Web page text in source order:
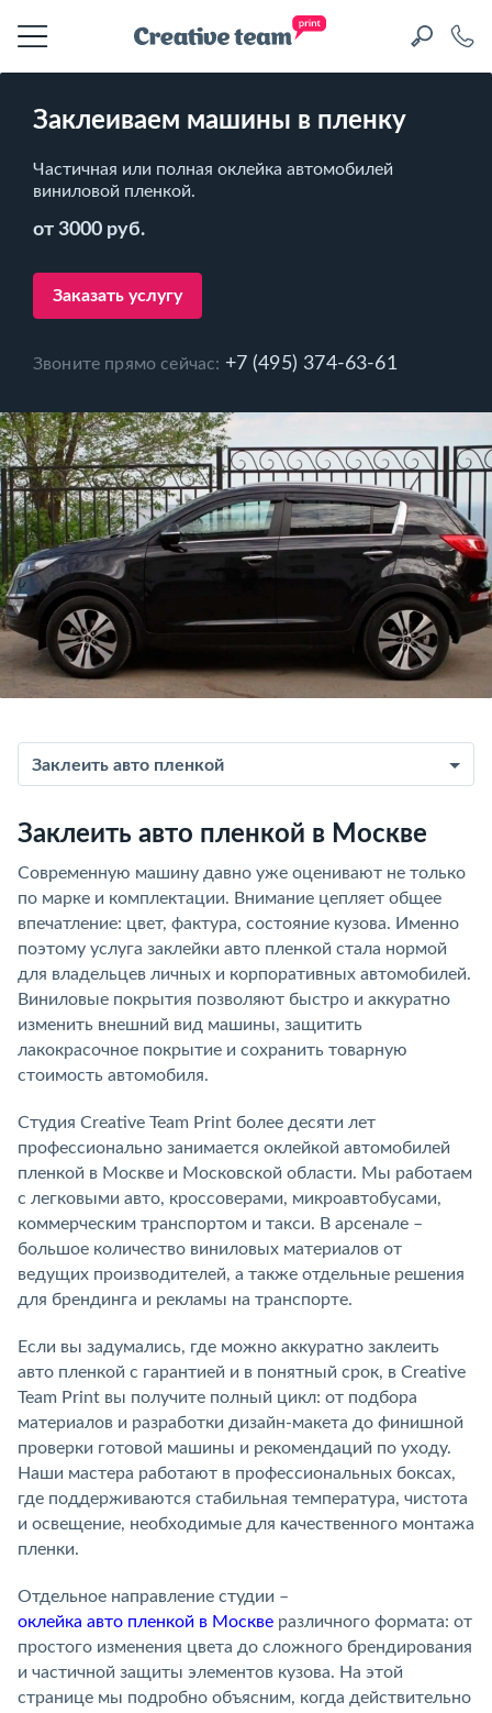
Заклеиваем машины в пленку
Частичная или полная оклейка автомобилей
виниловой пленкой.
от 3000 руб.
Заказать услугу
Звоните прямо сейчас: +7 (495) 374-63-61
Заклеить авто пленкой
Заклеить авто пленкой в Москве
Современную машину давно уже оценивают не только
по марке и комплектации. Внимание цепляет общее
впечатление: цвет, фактура, состояние кузова. Именно
поэтому услуга заклейки авто пленкой стала нормой
для владельцев личных и корпоративных автомобилей.
Виниловые покрытия позволяют быстро и аккуратно
изменить внешний вид машины, защитить
лакокрасочное покрытие и сохранить товарную
стоимость автомобиля.
Студия Creative Team Print более десяти лет
профессионально занимается оклейкой автомобилей
пленкой в Москве и Московской области. Мы работаем
с легковыми авто, кроссоверами, микроавтобусами,
коммерческим транспортом и такси. В арсенале –
большое количество виниловых материалов от
ведущих производителей, а также отдельные решения
для брендинга и рекламы на транспорте.
Если вы задумались, где можно аккуратно заклеить
авто пленкой с гарантией и в понятный срок, в Creative
Team Print вы получите полный цикл: от подбора
материалов и разработки дизайн-макета до финишной
проверки готовой машины и рекомендаций по уходу.
Наши мастера работают в профессиональных боксах,
где поддерживаются стабильная температура, чистота
и освещение, необходимые для качественного монтажа
пленки.
Отдельное направление студии –
оклейка авто пленкой в Москве различного формата: от
простого изменения цвета до сложного брендирования
и частичной защиты элементов кузова. На этой
странице мы подробно объясним, когда действительно